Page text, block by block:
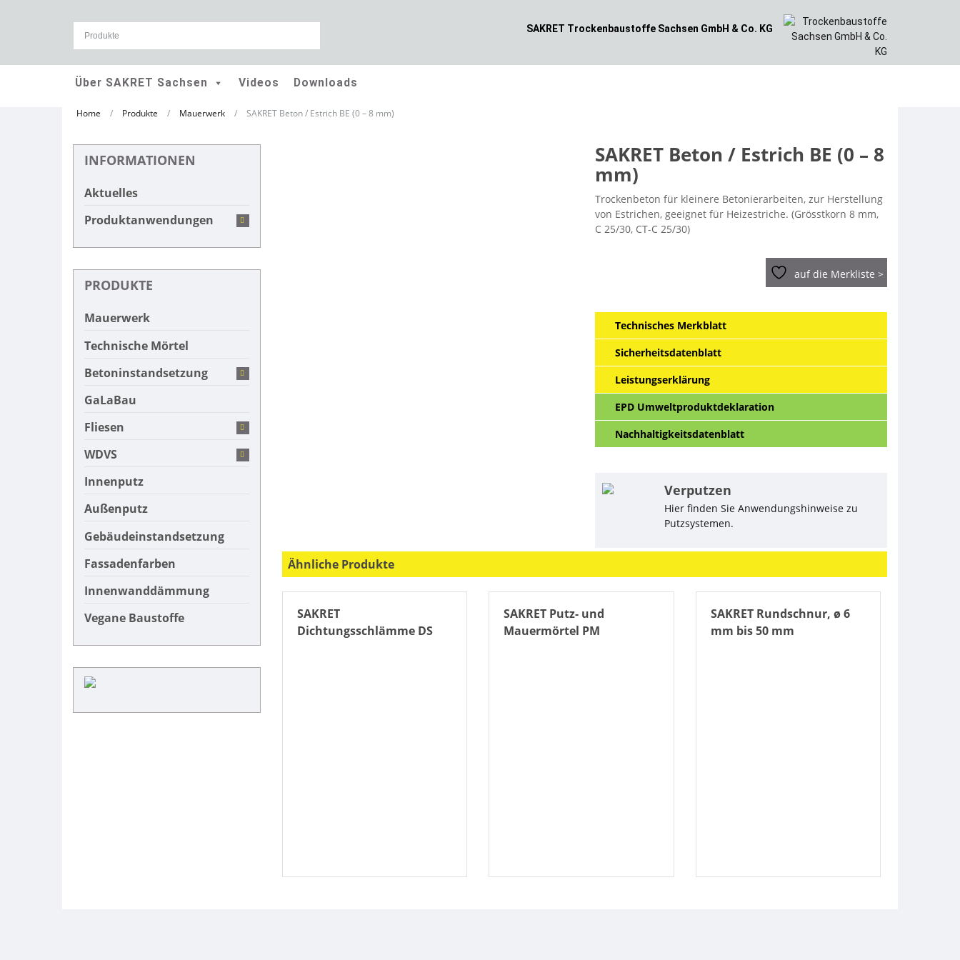
SAKRET Trockenbaustoffe Sachsen GmbH & Co. KG
Über SAKRET Sachsen Videos Downloads
Home / Produkte / Mauerwerk / SAKRET Beton / Estrich BE (0 – 8 mm)
SAKRET Beton / Estrich BE (0 – 8
mm)
Trockenbeton für kleinere Betonierarbeiten, zur Herstellung
von Estrichen, geeignet für Heizestriche. (Grösstkorn 8 mm,
C 25/30, CT-C 25/30)
auf die Merkliste >
Technisches Merkblatt
Sicherheitsdatenblatt
Leistungserklärung
EPD Umweltproduktdeklaration
Nachhaltigkeitsdatenblatt
Verputzen
Hier finden Sie Anwendungshinweise zu
Putzsystemen.
Ähnliche Produkte
SAKRET
Dichtungsschlämme DS
SAKRET Putz- und
Mauermörtel PM
SAKRET Rundschnur, ø 6
mm bis 50 mm
INFORMATIONEN
Aktuelles
Produktanwendungen
PRODUKTE
Mauerwerk
Technische Mörtel
Betoninstandsetzung
GaLaBau
Fliesen
WDVS
Innenputz
Außenputz
Gebäudeinstandsetzung
Fassadenfarben
Innenwanddämmung
Vegane Baustoffe